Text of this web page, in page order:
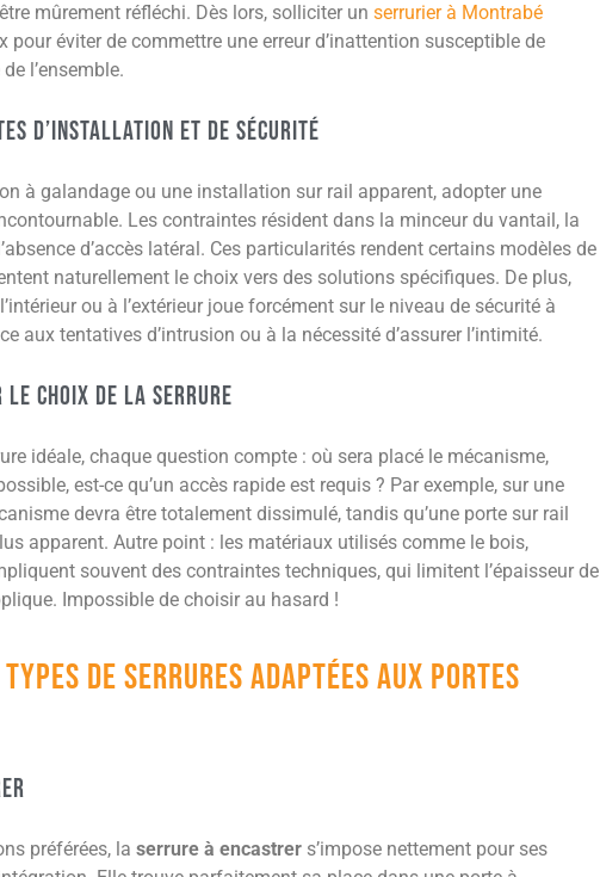
mûrement réfléchi. Dès lors, solliciter un serrurier à Montrabé
pour éviter de commettre une erreur d’inattention susceptible de
l’ensemble.
d’installation et de sécurité
à galandage ou une installation sur rail apparent, adopter une
Les contraintes résident dans la minceur du vantail, la
d’accès latéral. Ces particularités rendent certains modèles de
naturellement le choix vers des solutions spécifiques. De plus,
ou à l’extérieur joue forcément sur le niveau de sécurité à
aux tentatives d’intrusion ou à la nécessité d’assurer l’intimité.
le choix de la serrure
idéale, chaque question compte : où sera placé le mécanisme,
est-ce qu’un accès rapide est requis ? Par exemple, sur une
devra être totalement dissimulé, tandis qu’une porte sur rail
apparent. Autre point : les matériaux utilisés comme le bois,
souvent des contraintes techniques, qui limitent l’épaisseur de
Impossible de choisir au hasard !
de serrures adaptées aux portes
préférées, la serrure à encastrer s’impose nettement pour ses